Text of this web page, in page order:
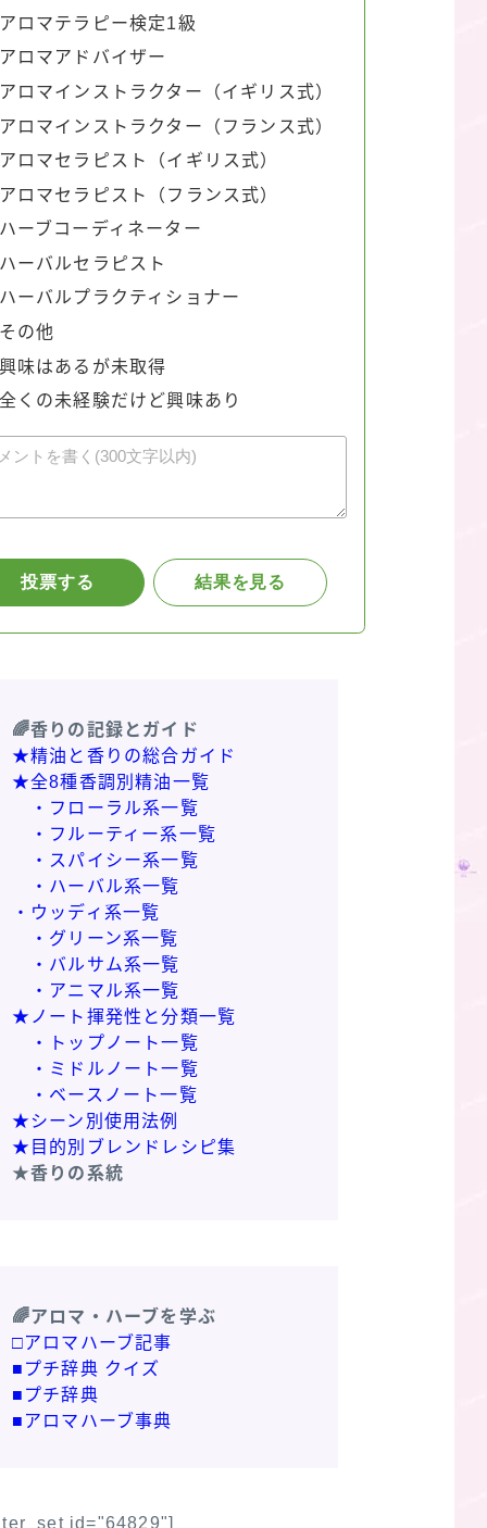
🌈香りの記録とガイド
★精油と香りの総合ガイド
★全8種香調別精油一覧
・フローラル系一覧
・フルーティー系一覧
・スパイシー系一覧
・ハーバル系一覧
・ウッディ系一覧
・グリーン系一覧
・バルサム系一覧
・アニマル系一覧
★ノート揮発性と分類一覧
・トップノート一覧
・ミドルノート一覧
・ベースノート一覧
★シーン別使用法例
★目的別ブレンドレシピ集
★香りの系統
🌈アロマ・ハーブを学ぶ
□アロマハーブ記事
■プチ辞典 クイズ
■プチ辞典
■アロマハーブ事典
id="64829"]